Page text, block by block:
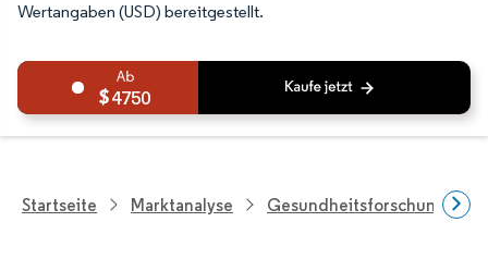
Wertangaben (USD) bereitgestellt.
4750
Startseite Marktanalyse Gesundheitsforschung